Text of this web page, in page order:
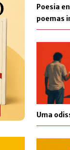
Poesia
poemas
Uma